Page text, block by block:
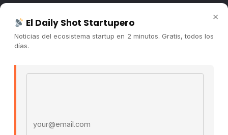
Contacto
Publicidad
Es La Hora de Aprender ↗
×
El Daily Shot Startupero
Noticias del ecosistema startup en 2 minutos. Gratis, todos los
días.